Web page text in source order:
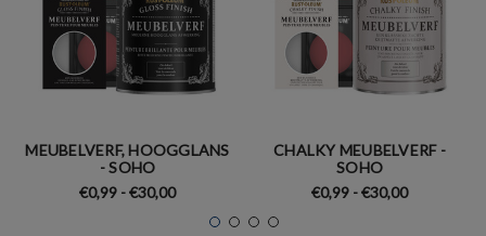
MEUBELVERF, HOOGGLANS
- SOHO
€0,99 - €30,00
CHALKY MEUBELVERF -
SOHO
€0,99 - €30,00